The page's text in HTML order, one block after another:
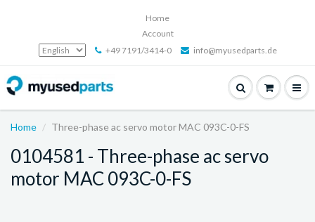
Home
Account
+49 7191/3414-0
info@myusedparts.de
Home Three-phase ac servo motor MAC 093C-0-FS
0104581 - Three-phase ac servo
motor MAC 093C-0-FS